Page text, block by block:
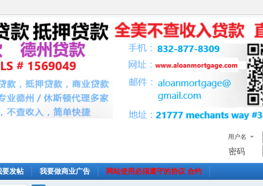
用户名
密码
要发帖 我要做商业广告 网站使用必须遵守的协议 合约